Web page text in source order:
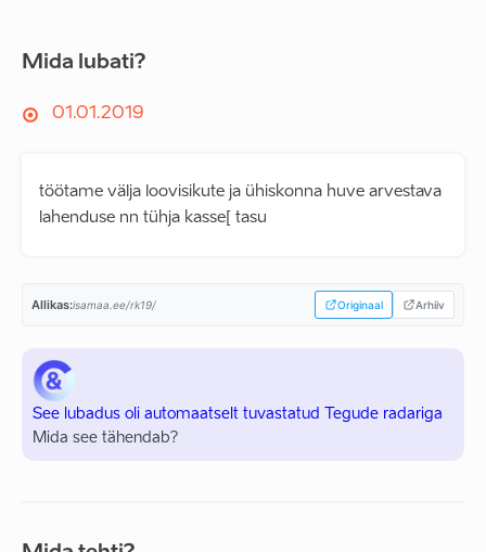
Mida lubati?
01.01.2019
töötame välja loovisikute ja ühiskonna huve arvestava
lahenduse nn tühja kasse[ tasu
Allikas:isamaa.ee/rk19/ Originaal Arhiiv
See lubadus oli automaatselt tuvastatud Tegude radariga
Mida see tähendab?